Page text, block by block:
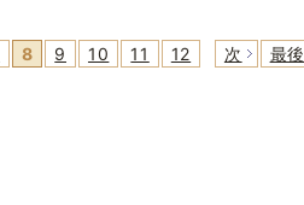
8 9 10 11 12 次 最後